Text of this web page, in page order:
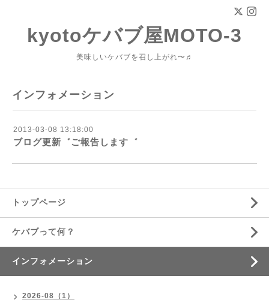
kyotoケバブ屋MOTO-3
美味しいケバブを召し上がれ〜♬
インフォメーション
2013-03-08 13:18:00
ブログ更新゛ご報告します゛
トップページ
ケバブって何？
インフォメーション
2026-08（1）